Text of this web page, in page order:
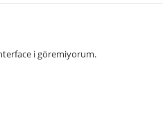
i göremiyorum.